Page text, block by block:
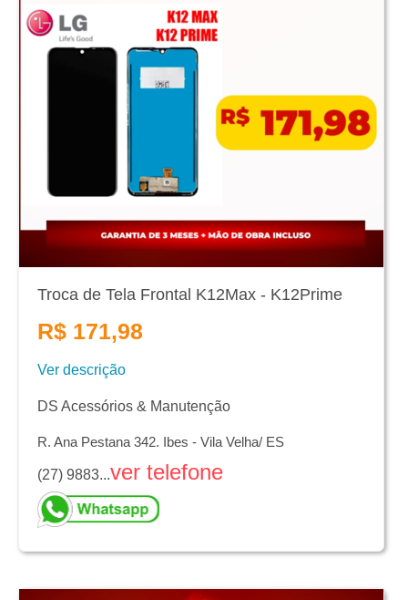
Troca de Tela Frontal K12Max - K12Prime
R$ 171,98
Ver descrição
DS Acessórios & Manutenção
R. Ana Pestana 342. Ibes - Vila Velha/ ES
(27) 9883...ver telefone